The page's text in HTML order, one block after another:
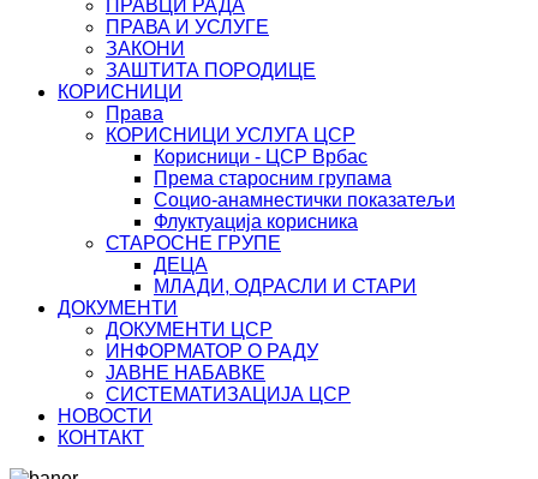
ПРАВЦИ РАДА
ПРАВА И УСЛУГЕ
ЗАКОНИ
ЗАШТИТА ПОРОДИЦЕ
КОРИСНИЦИ
Права
КОРИСНИЦИ УСЛУГА ЦСР
Корисници - ЦСР Врбас
Према старосним групама
Социо-анамнестички показатељи
Флуктуација корисника
СТАРОСНЕ ГРУПЕ
ДЕЦА
МЛАДИ, ОДРАСЛИ И СТАРИ
ДОКУМЕНТИ
ДОКУМЕНТИ ЦСР
ИНФОРМАТОР О РАДУ
ЈАВНЕ НАБАВКЕ
СИСТЕМАТИЗАЦИЈА ЦСР
НОВОСТИ
КОНТАКТ